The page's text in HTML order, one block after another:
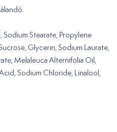
Stearate, Propylene
Glycerin, Sodium Laurate,
Melaleuca Alternifolia Oil,
Sodium Chloride, Linalool,